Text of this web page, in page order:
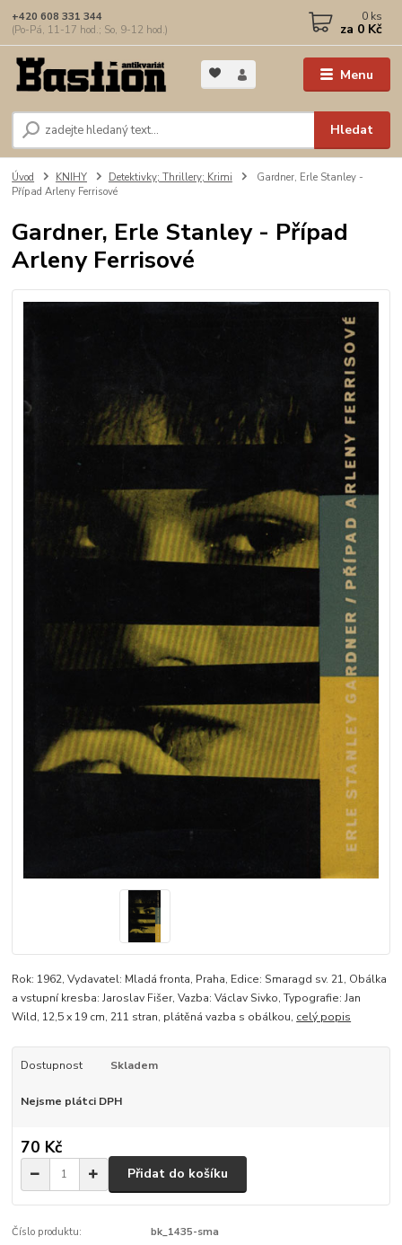
Menu
Hledat
+420 608 331 344
(Po-Pá, 11-17 hod.; So, 9-12 hod.)
0 ks
za 0 Kč
Úvod KNIHY Detektivky; Thrillery; Krimi
Gardner, Erle Stanley -
Případ Arleny Ferrisové
Gardner, Erle Stanley - Případ
Arleny Ferrisové
Rok: 1962, Vydavatel: Mladá fronta, Praha, Edice: Smaragd sv. 21, Obálka
a vstupní kresba: Jaroslav Fišer, Vazba: Václav Sivko, Typografie: Jan
Wild, 12,5 x 19 cm, 211 stran, plátěná vazba s obálkou, celý popis
Dostupnost Skladem
Nejsme plátci DPH
70 Kč
Přidat do košíku
Číslo produktu: bk_1435-sma